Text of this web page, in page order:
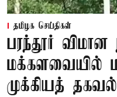
தமிழக செய்திகள்
பரந்தூர்
மக்களவையில்
முக்கியத் தகவல்